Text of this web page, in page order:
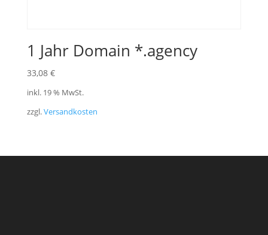
1 Jahr Domain *.agency
33,08 €
inkl. 19 % MwSt.
zzgl.Versandkosten